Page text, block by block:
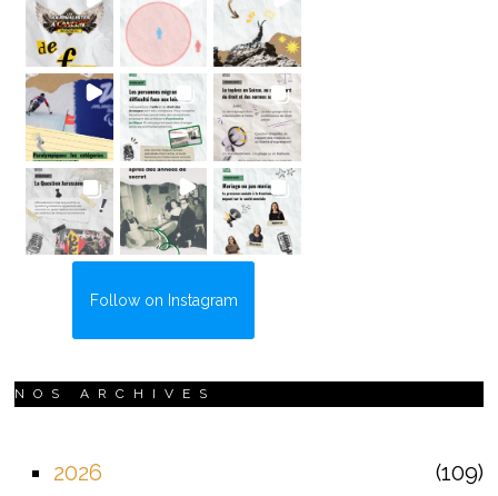
Follow on Instagram
NOS ARCHIVES
2026
109